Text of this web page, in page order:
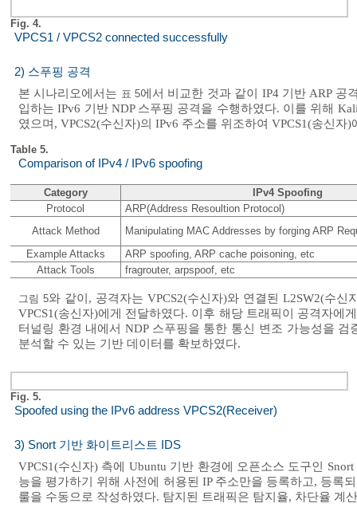
Fig. 4.
VPCS1 / VPCS2 connected successfully
2) 스푸핑 공격
본 시나리오에서는 표 5에서 비교한 것과 같이 IP4 기반 ARP 공
입하는 IPv6 기반 NDP 스푸핑 공격을 수행하였다. 이를 위해
였으며, VPCS2(수신자)의 IPv6 주소를 위조하여 VPCS1(송신자
Table 5.
Comparison of IPv4 / IPv6 spoofing
Category
IPv4 Spoofing
Protocol
ARP(Address Resoultion Protocol)
Attack Method
Manipulating MAC Addresses by forging ARP
Example Attacks
ARP spoofing, ARP cache poisoning, etc
Attack Tools
fragrouter, arpspoof, etc
그림 5와 같이, 공격자는 VPCS2(수신자)와 연결된 L2SW2(수
VPCS1(송신자)에게 전달하였다. 이후 해당 트래픽이 공격자에
터널링 환경 내에서 NDP 스푸핑을 통한 통신 변조 가능성을
분석할 수 있는 기반 데이터를 확보하였다.
Fig. 5.
Spoofed using the IPv6 address VPCS2(Receiver)
3) Snort 기반 화이트리스트 IDS
VPCS1(수신자) 측에 Ubuntu 기반 환경에 오픈소스 도구인
능을 평가하기 위해 사전에 허용된 IP 주소만을 등록하고, 등록
룰을 수동으로 작성하였다. 탐지된 트래픽은 탐지율, 차단율 계